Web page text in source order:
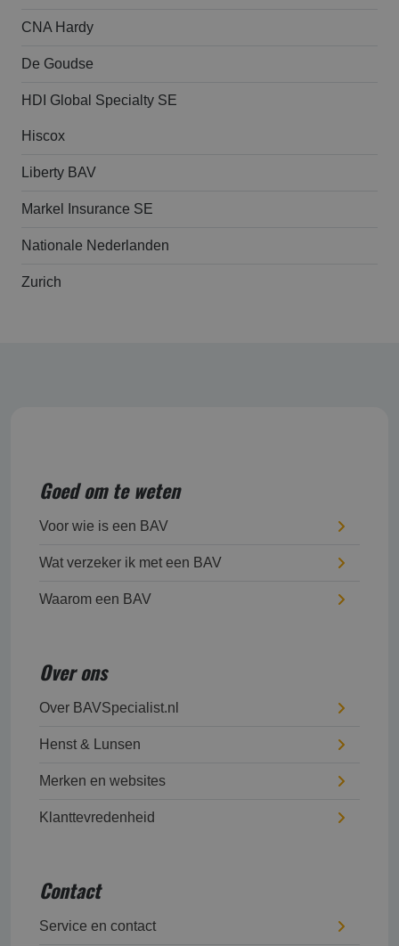
CNA Hardy
De Goudse
HDI Global Specialty SE
Hiscox
Liberty BAV
Markel Insurance SE
Nationale Nederlanden
Zurich
Goed om te weten
Voor wie is een BAV
Wat verzeker ik met een BAV
Waarom een BAV
Over ons
Over BAVSpecialist.nl
Henst & Lunsen
Merken en websites
Klanttevredenheid
Contact
Service en contact